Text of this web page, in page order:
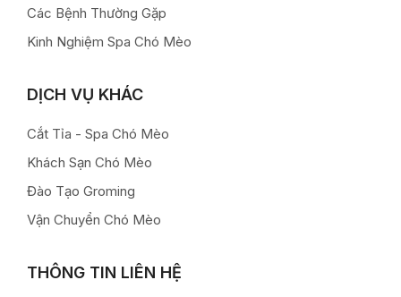
Các Bệnh Thường Gặp
Kinh Nghiệm Spa Chó Mèo
DỊCH VỤ KHÁC
Cắt Tỉa - Spa Chó Mèo
Khách Sạn Chó Mèo
Đào Tạo Groming
Vận Chuyển Chó Mèo
THÔNG TIN LIÊN HỆ